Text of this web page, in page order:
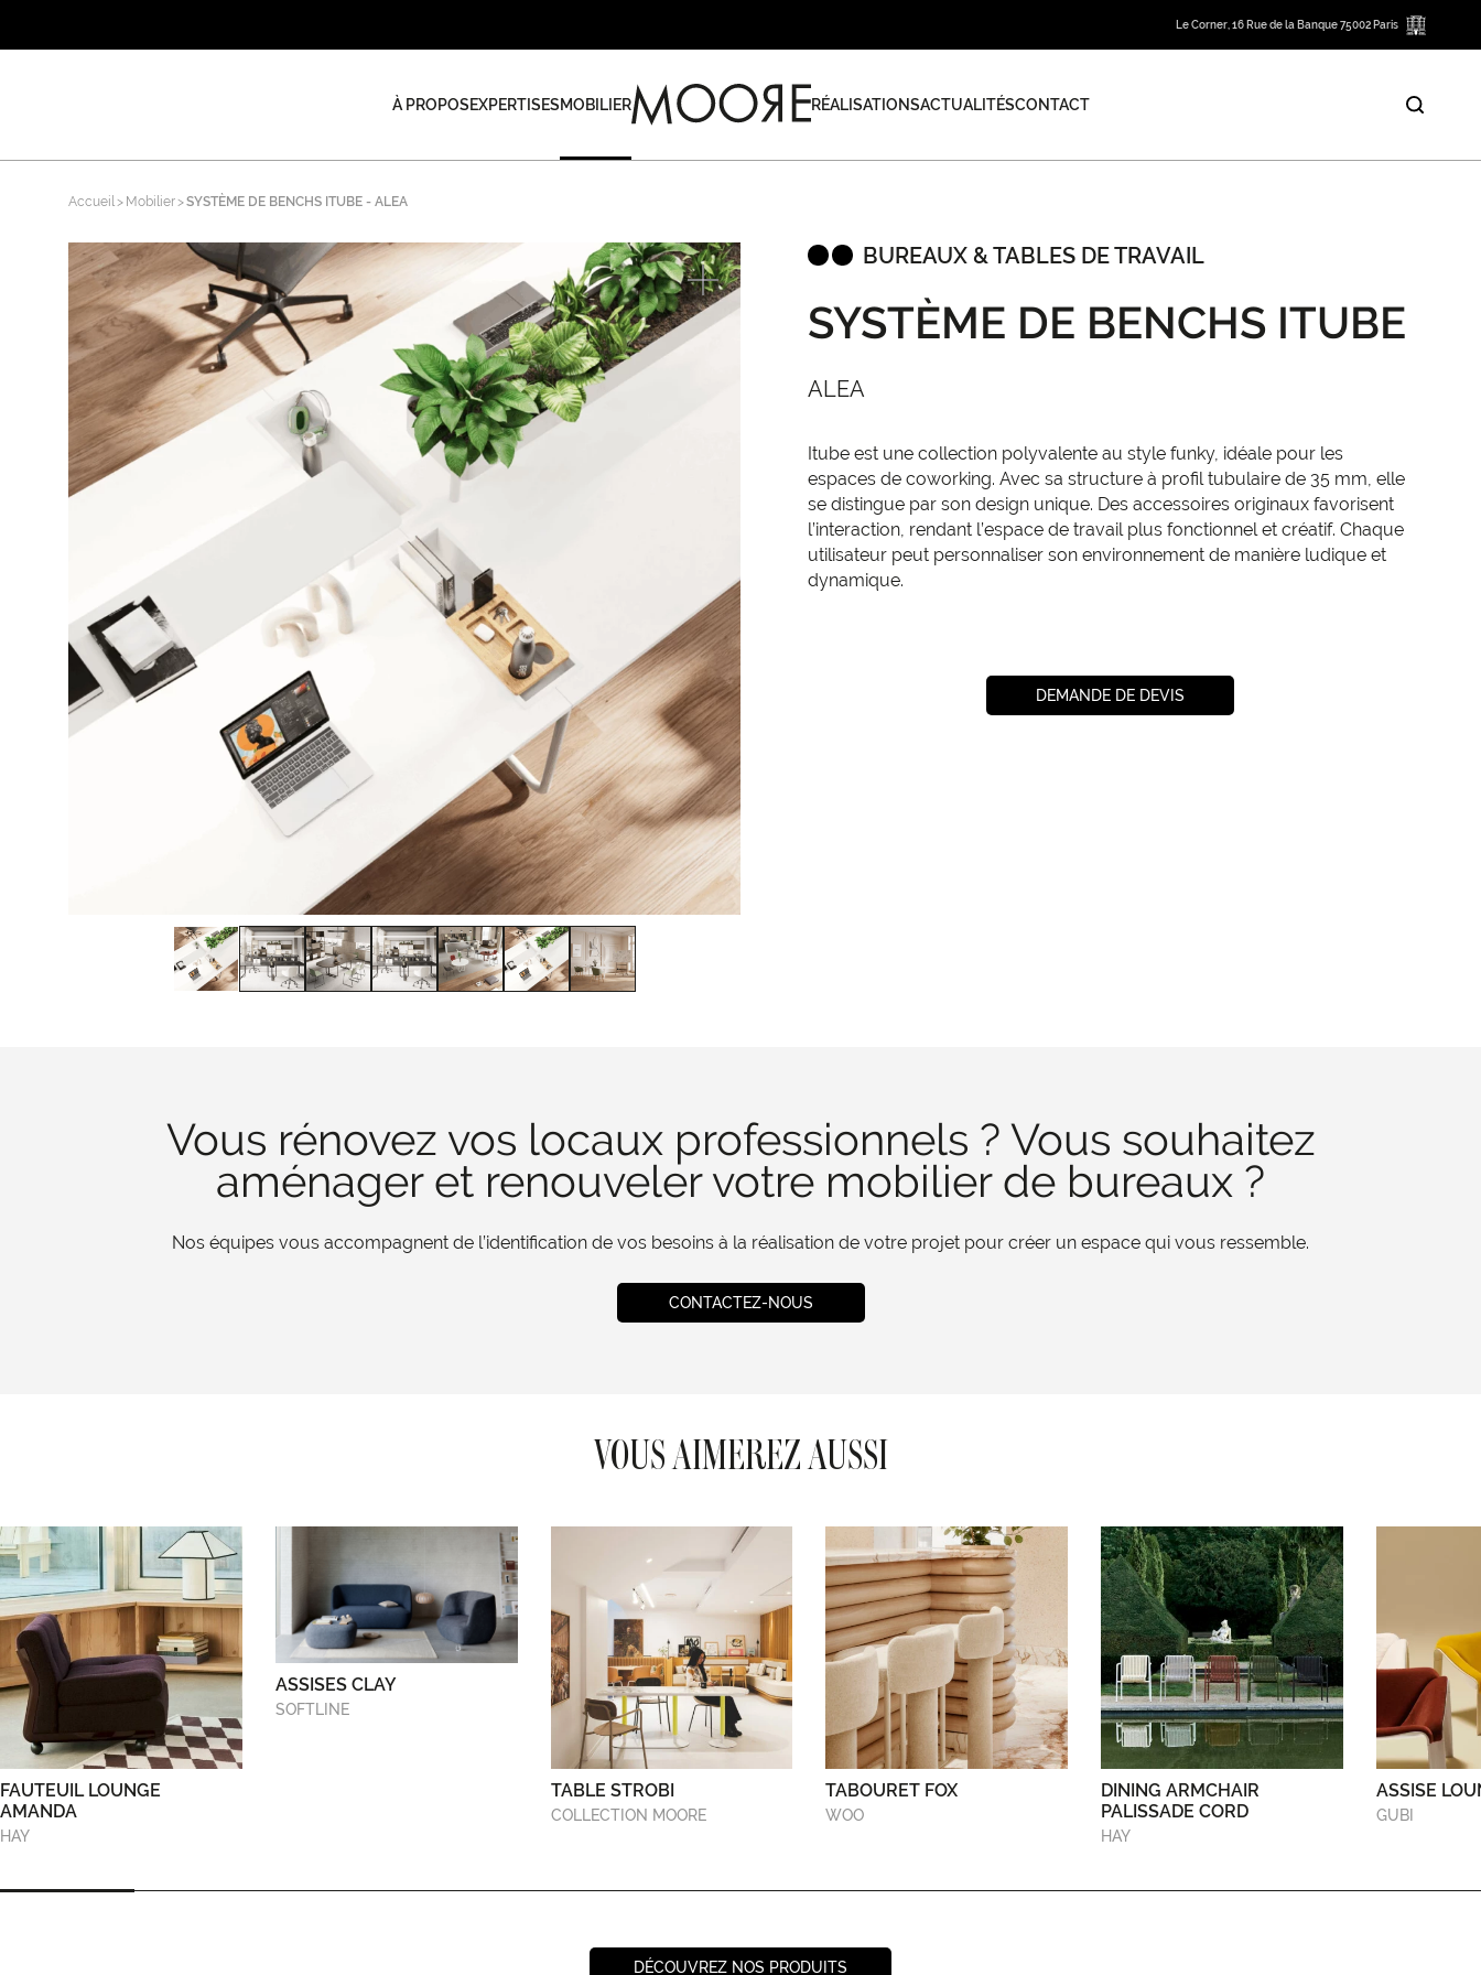
Le Corner, 16 Rue de la Banque 75002 Paris
À PROPOSEXPERTISESMOBILIER RÉALISATIONSACTUALITÉSCONTACT
Accueil Mobilier SYSTÈME DE BENCHS ITUBE - ALEA
BUREAUX & TABLES DE TRAVAIL
SYSTÈME DE BENCHS ITUBE
ALEA
Itube est une collection polyvalente au style funky, idéale pour les
espaces de coworking. Avec sa structure à profil tubulaire de 35 mm, elle
se distingue par son design unique. Des accessoires originaux favorisent
l’interaction, rendant l’espace de travail plus fonctionnel et créatif. Chaque
utilisateur peut personnaliser son environnement de manière ludique et
dynamique.
DEMANDE DE DEVIS
Vous rénovez vos locaux professionnels ? Vous souhaitez
aménager et renouveler votre mobilier de bureaux ?
Nos équipes vous accompagnent de l’identification de vos besoins à la réalisation de votre projet pour créer un espace qui vous ressemble.
CONTACTEZ-NOUS
VOUS AIMEREZ AUSSI
FAUTEUIL LOUNGE
AMANDA
HAY
ASSISES CLAY
SOFTLINE
TABLE STROBI
COLLECTION MOORE
TABOURET FOX
WOO
DINING ARMCHAIR
PALISSADE CORD
HAY
ASSISE
GUBI
DÉCOUVREZ NOS PRODUITS